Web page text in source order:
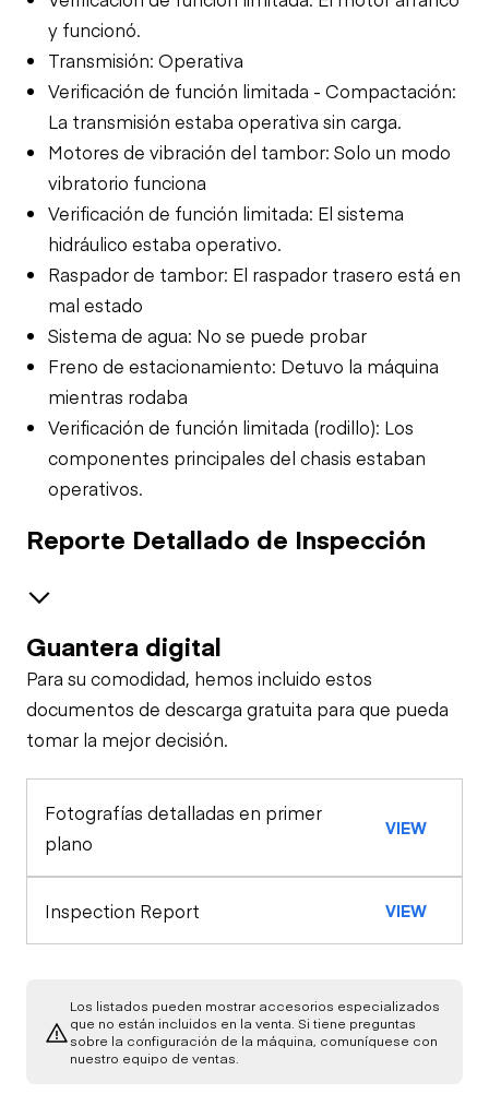
y funcionó.
Transmisión: Operativa
Verificación de función limitada - Compactación:
La transmisión estaba operativa sin carga.
Motores de vibración del tambor: Solo un modo
vibratorio funciona
Verificación de función limitada: El sistema
hidráulico estaba operativo.
Raspador de tambor: El raspador trasero está en
mal estado
Sistema de agua: No se puede probar
Freno de estacionamiento: Detuvo la máquina
mientras rodaba
Verificación de función limitada (rodillo): Los
componentes principales del chasis estaban
operativos.
Reporte Detallado de Inspección
Safety
Seat Belts
Safety Lock
Out/Stop
General Appearance
Exterior Lights
Control Station
Warning Lights
Limited Function
Engine
Fuel Leaks
Drivetrain
Transmission
Check -
Compaction
Chassis
Check (roller)
Limited Function
Check
Guantera digital
Para su comodidad, hemos incluido estos
documentos de descarga gratuita para que pueda
tomar la mejor decisión.
Fotografías detalladas en primer
plano
VIEW
Inspection Report VIEW
Los listados pueden mostrar accesorios especializados
que no están incluidos en la venta. Si tiene preguntas
sobre la configuración de la máquina, comuníquese con
nuestro equipo de ventas.